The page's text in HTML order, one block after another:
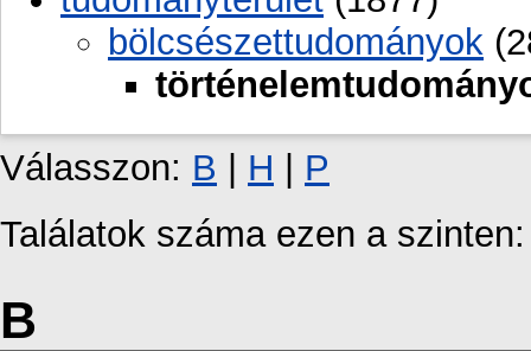
bölcsészettudományok
Válasszon: B | H | P
Találatok száma ezen a
B